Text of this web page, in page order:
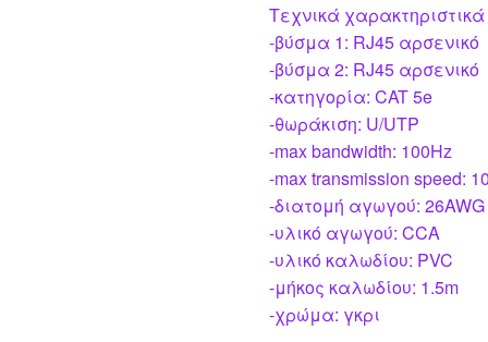
Τεχνικά χαρακτηριστικά
-βύσμα 1: RJ45 αρσενικό
-βύσμα 2: RJ45 αρσενικό
-κατηγορία: CAT 5e
-θωράκιση: U/UTP
-max bandwidth: 100Hz
-max transmission speed:
-διατομή αγωγού: 26AWG
-υλικό αγωγού: CCA
-υλικό καλωδίου: PVC
-μήκος καλωδίου: 1.5m
-χρώμα: γκρι